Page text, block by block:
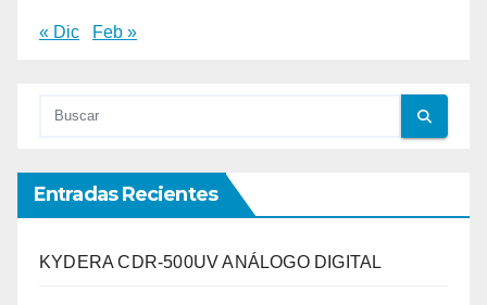
« Dic Feb »
Entradas Recientes
KYDERA CDR-500UV ANÁLOGO DIGITAL